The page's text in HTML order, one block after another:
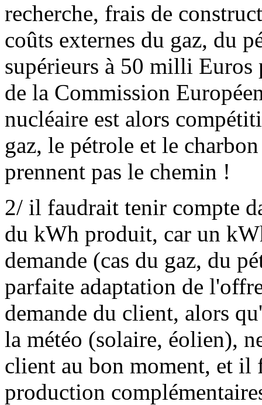
recherche, frais de
coûts externes du gaz, du
supérieurs à 50 milli
de la Commission
nucléaire est alors
gaz, le pétrole et le
prennent pas le chemin !
2/ il faudrait tenir compte
du kWh produit, car un
demande (cas du gaz, du
parfaite adaptation de
demande du client, alors
la météo (solaire, éolien),
client au bon moment, et il
production